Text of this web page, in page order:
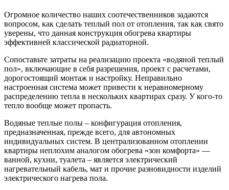
Огромное количество наших соотечественников задаются
вопросом, как сделать теплый пол от отопления, так как свято
уверены, что данная конструкция обогрева квартиры
эффективней классической радиаторной.
Сопоставьте затраты на реализацию проекта «водяной теплый
пол», включающие в себя разрешения, проект с расчетами,
дорогостоящий монтаж и настройку. Неправильно
настроенная система может привести к неравномерному
распределению тепла в нескольких квартирах сразу. У кого-то
тепло вообще может пропасть.
Водяные теплые полы – конфигурация отопления,
предназначенная, прежде всего, для автономных
индивидуальных систем. В централизованном отоплении
квартиры неплохим аналогом обогрева «зон комфорта» —
ванной, кухни, туалета – является электрический
нагревательный кабель, мат и прочие разновидности изделий
электрического нагрева пола.